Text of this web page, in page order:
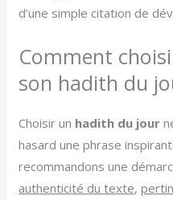
d’une simple citation de
Comment
son hadith du
Choisir un hadith du jour
hasard une phrase
recommandons une
authenticité du texte,